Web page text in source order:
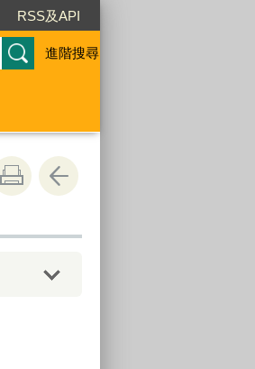
RSS及API
進階搜尋